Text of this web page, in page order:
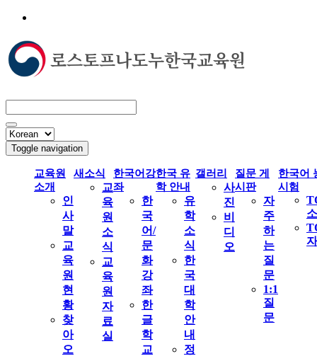
Toggle navigation
교육원
소개
인
사
말
교
육
원
현
황
찾
아
오
새소식
교
육
원
소
식
교
육
원
자
료
실
한국어강
좌
한
국
어/
문
화
강
좌
한
글
학
교
한국 유
학 안내
유
학
소
식
한
국
대
학
안
내
정
갤러리
사
진
비
디
오
질문 게
시판
자
주
하
는
질
문
1:1
질
문
한국어
시험